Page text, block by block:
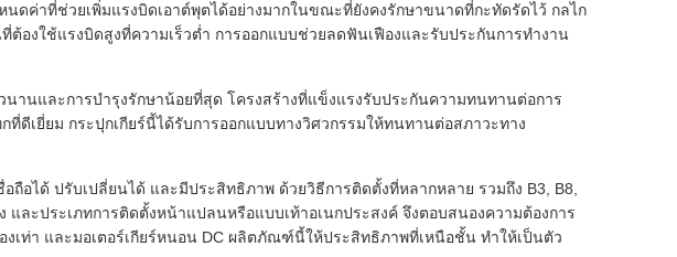
ดค่าที่ช่วยเพิ่มแรงบิดเอาต์พุตได้อย่างมากในขณะที่ยังคงรักษาขนาดที่กะทัดรัดไว้ กลไก
ต้องใช้แรงบิดสูงที่ความเร็วต่ำ การออกแบบช่วยลดฟันเฟืองและรับประกันการทำงาน
านและการบำรุงรักษาน้อยที่สุด โครงสร้างที่แข็งแรงรับประกันความทนทานต่อการ
เยี่ยม กระปุกเกียร์นี้ได้รับการออกแบบทางวิศวกรรมให้ทนทานต่อสภาวะทาง
อได้ ปรับเปลี่ยนได้ และมีประสิทธิภาพ ด้วยวิธีการติดตั้งที่หลากหลาย รวมถึง B3, B8,
และประเภทการติดตั้งหน้าแปลนหรือแบบเท้าอเนกประสงค์ จึงตอบสนองความต้องการ
เท่า และมอเตอร์เกียร์หนอน DC ผลิตภัณฑ์นี้ให้ประสิทธิภาพที่เหนือชั้น ทำให้เป็นตัว